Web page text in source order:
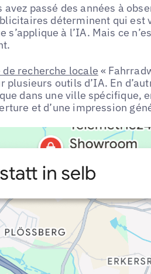
avez passé des années à
déterminent qui est
à l’IA. Mais ce
de recherche locale «
plusieurs outils d’IA. En
dans une ville spécifique,
et d’une impression